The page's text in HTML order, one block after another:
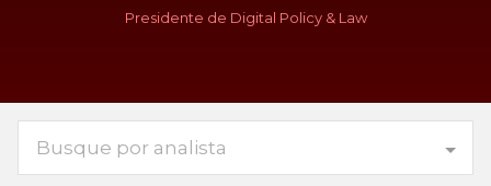
Presidente de Digital Policy & Law
Busque por analista